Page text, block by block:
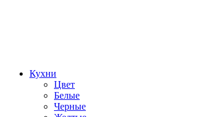
Кухни
Цвет
Белые
Черные